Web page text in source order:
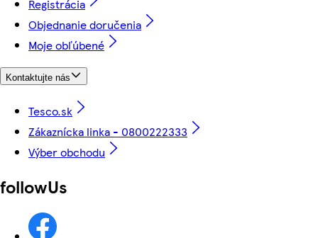
Registrácia
Objednanie doručenia
Moje obľúbené
Kontaktujte nás
Tesco.sk
Zákaznícka linka - 0800222333
Výber obchodu
followUs